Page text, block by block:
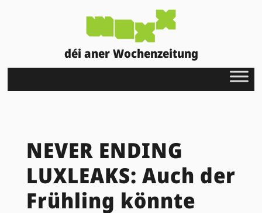
déi aner Wochenzeitung
NEVER ENDING
LUXLEAKS: Auch der
Frühling könnte